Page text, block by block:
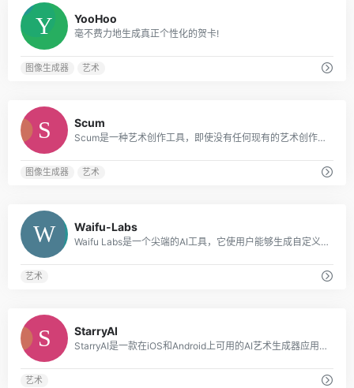
YooHoo
毫不费力地生成真正个性化的贺卡!
图像生成器 艺术
Scum
Scum是一种艺术创作工具，即使没有任何现有的艺术创作经验，用户也可以毫不费力地创作令人惊叹的艺术品。
图像生成器 艺术
Waifu-Labs
Waifu Labs是一个尖端的AI工具，它使用户能够生成自定义的动漫肖像。
艺术
StarryAI
StarryAI是一款在iOS和Android上可用的AI艺术生成器应用程序，可将文字转化为令人惊叹的艺术品。
艺术